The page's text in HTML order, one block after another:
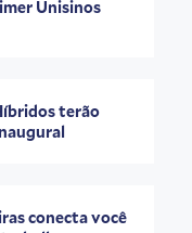
Unisinos
terão
conecta você